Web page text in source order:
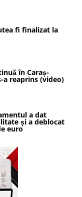
fi finalizat la
în Caraș-
a reaprins (video)
a dat
și a deblocat
euro